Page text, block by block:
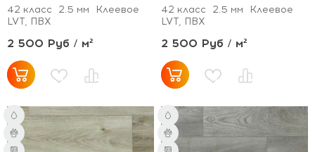
42 класс
2.5 мм
Клеевое
LVT, ПВХ
2 500 Руб / м²
42 класс
2.5 мм
Клеевое
LVT, ПВХ
2 500 Руб / м²